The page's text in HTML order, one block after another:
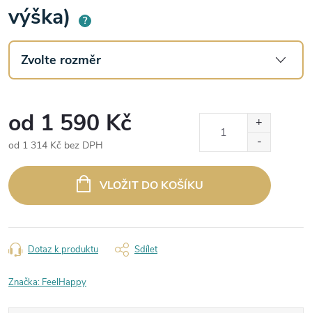
výška)
?
od 1 590 Kč
od 1 314 Kč bez DPH
cena:
VLOŽIT DO KOŠÍKU
Dotaz k produktu Sdílet
Značka: FeelHappy